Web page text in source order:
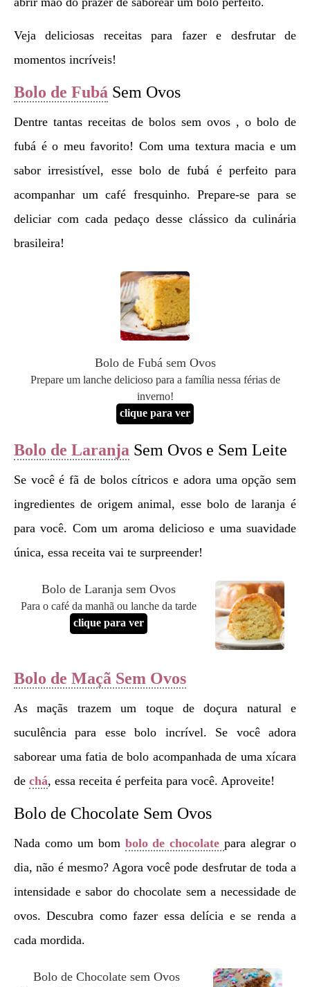
Veja deliciosas receitas para fazer e desfrutar de
momentos incríveis!
Bolo de Fubá Sem Ovos
Dentre tantas receitas de bolos sem ovos , o bolo de
fubá é o meu favorito! Com uma textura macia e um
sabor irresistível, esse bolo de fubá é perfeito para
acompanhar um café fresquinho. Prepare-se para se
deliciar com cada pedaço desse clássico da culinária
brasileira!
Bolo de Fubá sem Ovos
Prepare um lanche delicioso para a família nessa férias de
inverno!
clique para ver
Bolo de Laranja Sem Ovos e Sem Leite
Se você é fã de bolos cítricos e adora uma opção sem
ingredientes de origem animal, esse bolo de laranja é
para você. Com um aroma delicioso e uma suavidade
única, essa receita vai te surpreender!
Bolo de Laranja sem Ovos
Para o café da manhã ou lanche da tarde
clique para ver
Bolo de Maçã Sem Ovos
As maçãs trazem um toque de doçura natural e
suculência para esse bolo incrível. Se você adora
saborear uma fatia de bolo acompanhada de uma xícara
de chá, essa receita é perfeita para você. Aproveite!
Bolo de Chocolate Sem Ovos
Nada como um bom bolo de chocolatepara alegrar o
dia, não é mesmo? Agora você pode desfrutar de toda a
intensidade e sabor do chocolate sem a necessidade de
ovos. Descubra como fazer essa delícia e se renda a
cada mordida.
Bolo de Chocolate sem Ovos